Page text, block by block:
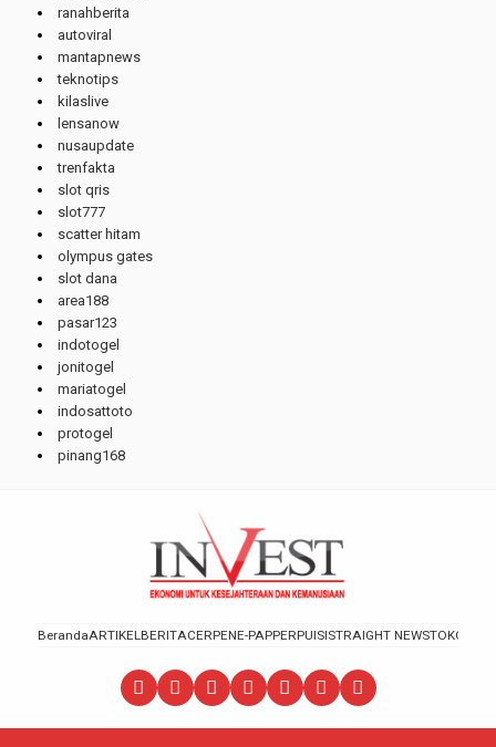
ranahberita
autoviral
mantapnews
teknotips
kilaslive
lensanow
nusaupdate
trenfakta
slot qris
slot777
scatter hitam
olympus gates
slot dana
area188
pasar123
indotogel
jonitogel
mariatogel
indosattoto
protogel
pinang168
BerandaARTIKELBERITACERPENE-PAPPERPUISISTRAIGHT NEWSTOKOH